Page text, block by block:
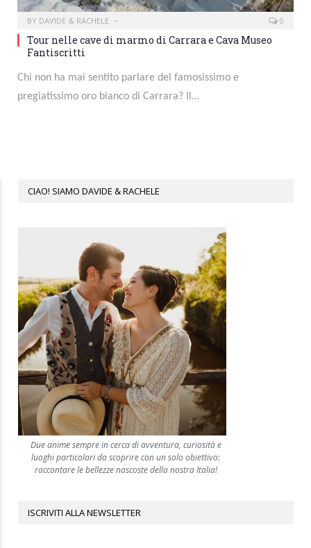
BY DAVIDE & RACHELE 0
Tour nelle cave di marmo di Carrara e Cava Museo
Fantiscritti
Chi non ha mai sentito parlare del famosissimo e
pregiatissimo oro bianco di Carrara? Il…
CIAO! SIAMO DAVIDE & RACHELE
Due anime sempre in cerca di avventura, curiosità e
luoghi particolari da scoprire con un solo obiettivo:
raccontare le bellezze nascoste della nostra Italia!
ISCRIVITI ALLA NEWSLETTER